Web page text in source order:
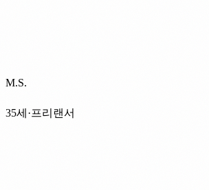
M.S.
35세·프리랜서